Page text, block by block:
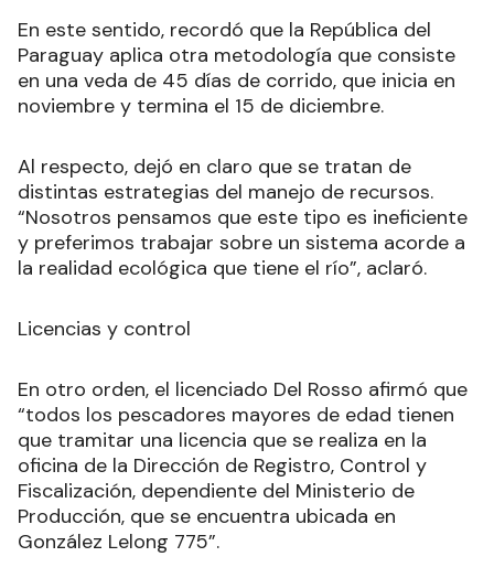
En este sentido, recordó que la República del
Paraguay aplica otra metodología que consiste
en una veda de 45 días de corrido, que inicia en
noviembre y termina el 15 de diciembre.
Al respecto, dejó en claro que se tratan de
distintas estrategias del manejo de recursos.
“Nosotros pensamos que este tipo es ineficiente
y preferimos trabajar sobre un sistema acorde a
la realidad ecológica que tiene el río”, aclaró.
Licencias y control
En otro orden, el licenciado Del Rosso afirmó que
“todos los pescadores mayores de edad tienen
que tramitar una licencia que se realiza en la
oficina de la Dirección de Registro, Control y
Fiscalización, dependiente del Ministerio de
Producción, que se encuentra ubicada en
González Lelong 775”.